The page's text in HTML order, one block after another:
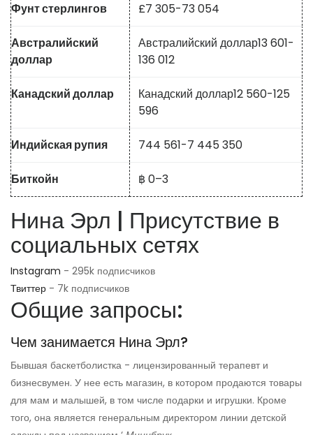
Фунт стерлингов £7 305-73 054
Австралийский
доллар
Австралийский доллар13 601-
136 012
Канадский доллар Канадский доллар12 560-125
596
Индийская рупия 744 561-7 445 350
Биткойн ฿ 0–3
Нина Эрл | Присутствие в
социальных сетях
Instagram - 295k подписчиков
Твиттер - 7k подписчиков
Общие запросы:
Чем занимается Нина Эрл?
Бывшая баскетболистка - лицензированный терапевт и
бизнесвумен. У нее есть магазин, в котором продаются товары
для мам и малышей, в том числе подарки и игрушки. Кроме
того, она является генеральным директором линии детской